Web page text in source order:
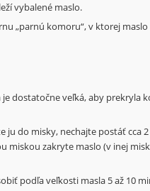
vybalené maslo.
„parnú komoru“, v ktorej maslo
dostatočne veľká, aby prekryla
ju do misky, nechajte postáť cca 2
miskou zakryte maslo (v inej
podľa veľkosti masla 5 až 10